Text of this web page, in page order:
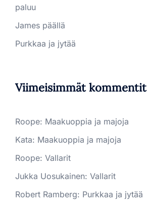
paluu
James päällä
Purkkaa ja jytää
Viimeisimmät kommentit
Roope: Maakuoppia ja majoja
Kata: Maakuoppia ja majoja
Roope: Vallarit
Jukka Uosukainen: Vallarit
Robert Ramberg: Purkkaa ja jytää